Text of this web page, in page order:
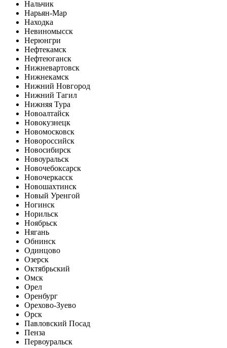
Нальчик
Нарьян-Мар
Находка
Невиномысск
Нерюнгри
Нефтекамск
Нефтеюганск
Нижневартовск
Нижнекамск
Нижний Новгород
Нижний Тагил
Нижняя Тура
Новоалтайск
Новокузнецк
Новомосковск
Новороссийск
Новосибирск
Новоуральск
Новочебоксарск
Новочеркасск
Новошахтинск
Новый Уренгой
Ногинск
Норильск
Ноябрьск
Нягань
Обнинск
Одинцово
Озерск
Октябрьский
Омск
Орел
Оренбург
Орехово-Зуево
Орск
Павловский Посад
Пенза
Первоуральск